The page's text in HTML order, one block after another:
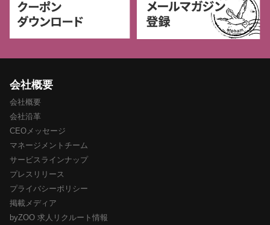
会社概要
会社概要
会社沿革
CEOメッセージ
マネージメントチーム
サービスラインナップ
プレスリリース
プライバシーポリシー
掲載メディア
byZOO 求人リクルート情報